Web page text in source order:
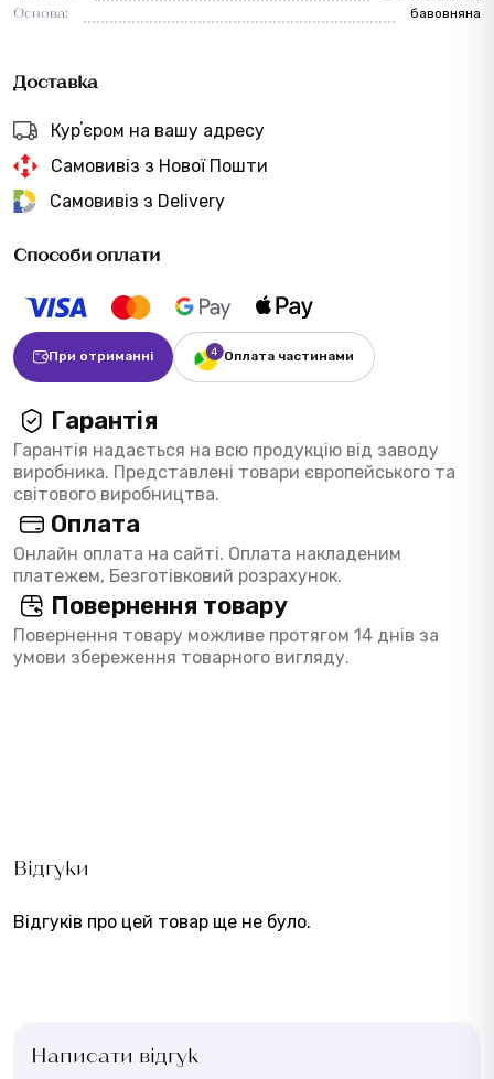
Основа:
бавовняна
Доставка
Курʼєром на вашу адресу
Самовивіз з Нової Пошти
Самовивіз з Delivery
Способи оплати
При отриманні Оплата частинами
Гарантія
Гарантія надається на всю продукцію від заводу
виробника. Представлені товари європейського та
світового виробництва.
Оплата
Онлайн оплата на сайті. Оплата накладеним
платежем, Безготівковий розрахунок.
Повернення товару
Повернення товару можливе протягом 14 днів за
умови збереження товарного вигляду.
Відгуки
Відгуків про цей товар ще не було.
Написати відгук